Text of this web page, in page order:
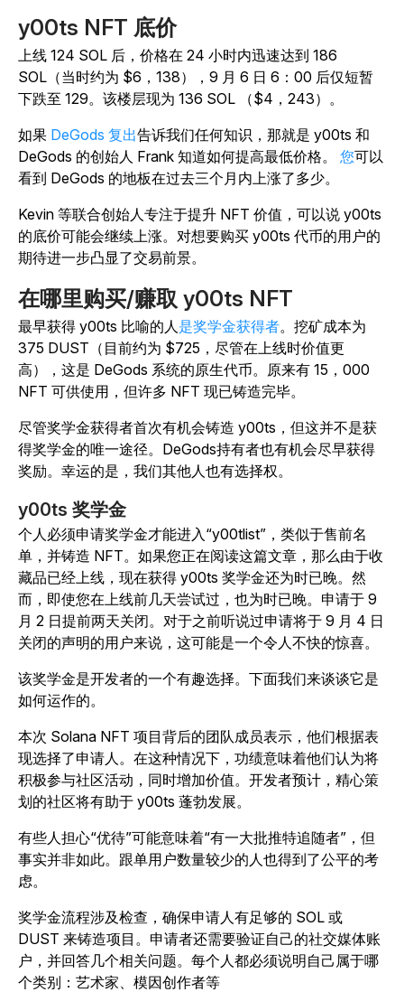
y00ts NFT 底价
上线 124 SOL 后，价格在 24 小时内迅速达到 186
SOL（当时约为 $6，138），9 月 6 日 6：00 后仅短暂
下跌至 129。该楼层现为 136 SOL （$4，243）。
如果 DeGods 复出告诉我们任何知识，那就是 y00ts 和
DeGods 的创始人 Frank 知道如何提高最低价格。
您可以
看到 DeGods 的地板在过去三个月内上涨了多少。
Kevin 等联合创始人专注于提升 NFT 价值，可以说 y00ts
的底价可能会继续上涨。对想要购买 y00ts 代币的用户的
期待进一步凸显了交易前景。
在哪里购买/赚取 y00ts NFT
最早获得 y00ts 比喻的人是奖学金获得者。挖矿成本为
375 DUST（目前约为 $725，尽管在上线时价值更
高），这是 DeGods 系统的原生代币。原来有 15，000
NFT 可供使用，但许多 NFT 现已铸造完毕。
尽管奖学金获得者首次有机会铸造 y00ts，但这并不是获
得奖学金的唯一途径。DeGods持有者也有机会尽早获得
奖励。幸运的是，我们其他人也有选择权。
y00ts 奖学金
个人必须申请奖学金才能进入“y00tlist”，类似于售前名
单，并铸造 NFT。如果您正在阅读这篇文章，那么由于收
藏品已经上线，现在获得 y00ts 奖学金还为时已晚。然
而，即使您在上线前几天尝试过，也为时已晚。申请于 9
月 2 日提前两天关闭。对于之前听说过申请将于 9 月 4 日
关闭的声明的用户来说，这可能是一个令人不快的惊喜。
该奖学金是开发者的一个有趣选择。下面我们来谈谈它是
如何运作的。
本次 Solana NFT 项目背后的团队成员表示，他们根据表
现选择了申请人。在这种情况下，功绩意味着他们认为将
积极参与社区活动，同时增加价值。开发者预计，精心策
划的社区将有助于 y00ts 蓬勃发展。
有些人担心“优待”可能意味着“有一大批推特追随者”，但
事实并非如此。跟单用户数量较少的人也得到了公平的考
虑。
奖学金流程涉及检查，确保申请人有足够的 SOL 或
DUST 来铸造项目。申请者还需要验证自己的社交媒体账
户，并回答几个相关问题。每个人都必须说明自己属于哪
个类别：艺术家、模因创作者等